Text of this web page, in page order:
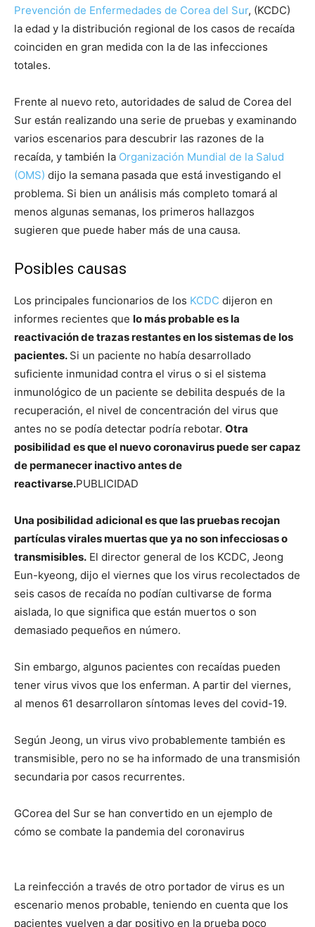
Prevención de Enfermedades de Corea del Sur, (KCDC)
la edad y la distribución regional de los casos de recaída
coinciden en gran medida con la de las infecciones
totales.
Frente al nuevo reto, autoridades de salud de Corea del
Sur están realizando una serie de pruebas y examinando
varios escenarios para descubrir las razones de la
recaída, y también la Organización Mundial de la Salud
(OMS) dijo la semana pasada que está investigando el
problema. Si bien un análisis más completo tomará al
menos algunas semanas, los primeros hallazgos
sugieren que puede haber más de una causa.
Posibles causas
Los principales funcionarios de los KCDC dijeron en
informes recientes que lo más probable es la
reactivación de trazas restantes en los sistemas de los
pacientes. Si un paciente no había desarrollado
suficiente inmunidad contra el virus o si el sistema
inmunológico de un paciente se debilita después de la
recuperación, el nivel de concentración del virus que
antes no se podía detectar podría rebotar. Otra
posibilidad es que el nuevo coronavirus puede ser capaz
de permanecer inactivo antes de
reactivarse.PUBLICIDAD
Una posibilidad adicional es que las pruebas recojan
partículas virales muertas que ya no son infecciosas o
transmisibles. El director general de los KCDC, Jeong
Eun-kyeong, dijo el viernes que los virus recolectados de
seis casos de recaída no podían cultivarse de forma
aislada, lo que significa que están muertos o son
demasiado pequeños en número.
Sin embargo, algunos pacientes con recaídas pueden
tener virus vivos que los enferman. A partir del viernes,
al menos 61 desarrollaron síntomas leves del covid-19.
Según Jeong, un virus vivo probablemente también es
transmisible, pero no se ha informado de una transmisión
secundaria por casos recurrentes.
GCorea del Sur se han convertido en un ejemplo de
cómo se combate la pandemia del coronavirus
La reinfección a través de otro portador de virus es un
escenario menos probable, teniendo en cuenta que los
pacientes vuelven a dar positivo en la prueba poco